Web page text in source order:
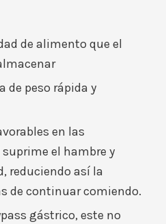
de alimento que el
de peso rápida y
en las
el hambre y
reduciendo así la
de continuar comiendo.
gástrico, este no